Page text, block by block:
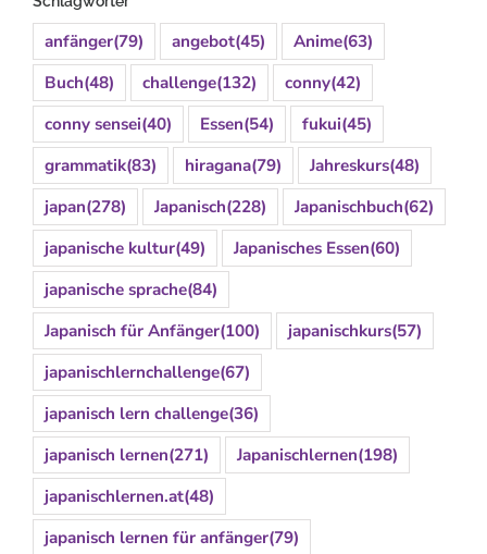
anfänger(79) angebot(45) Anime(63)
Buch(48) challenge(132) conny(42)
conny sensei(40) Essen(54) fukui(45)
grammatik(83) hiragana(79) Jahreskurs(48)
japan(278) Japanisch(228) Japanischbuch(62)
japanische kultur(49) Japanisches Essen(60)
japanische sprache(84)
Japanisch für Anfänger(100) japanischkurs(57)
japanischlernchallenge(67)
japanisch lern challenge(36)
japanisch lernen(271) Japanischlernen(198)
japanischlernen.at(48)
japanisch lernen für anfänger(79)